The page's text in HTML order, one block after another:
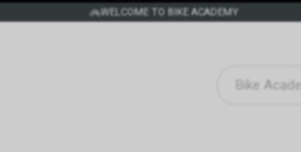
WELCOME TO BIKE ACADEMY